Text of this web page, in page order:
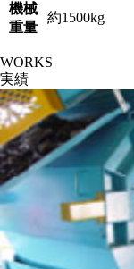
機械
重量
約1500kg
WORKS
実績